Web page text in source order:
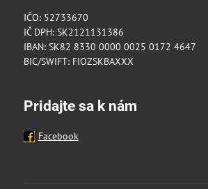
IČO: 52733670
IČ DPH: SK2121131386
IBAN: SK82 8330 0000 0025 0172 4647
BIC/SWIFT: FIOZSKBAXXX
Pridajte sa k nám
Facebook